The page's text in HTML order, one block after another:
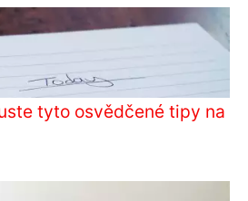
tyto osvědčené tipy na